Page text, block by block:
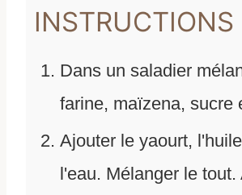
INSTRUCTIONS
Dans un saladier
farine, maïzena, sucre
Ajouter le yaourt,
l'eau. Mélanger le tout.